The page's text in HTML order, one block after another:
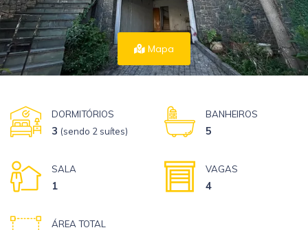
Mapa
DORMITÓRIOS
3 (sendo 2 suítes)
BANHEIROS
5
SALA
1
VAGAS
4
ÁREA TOTAL